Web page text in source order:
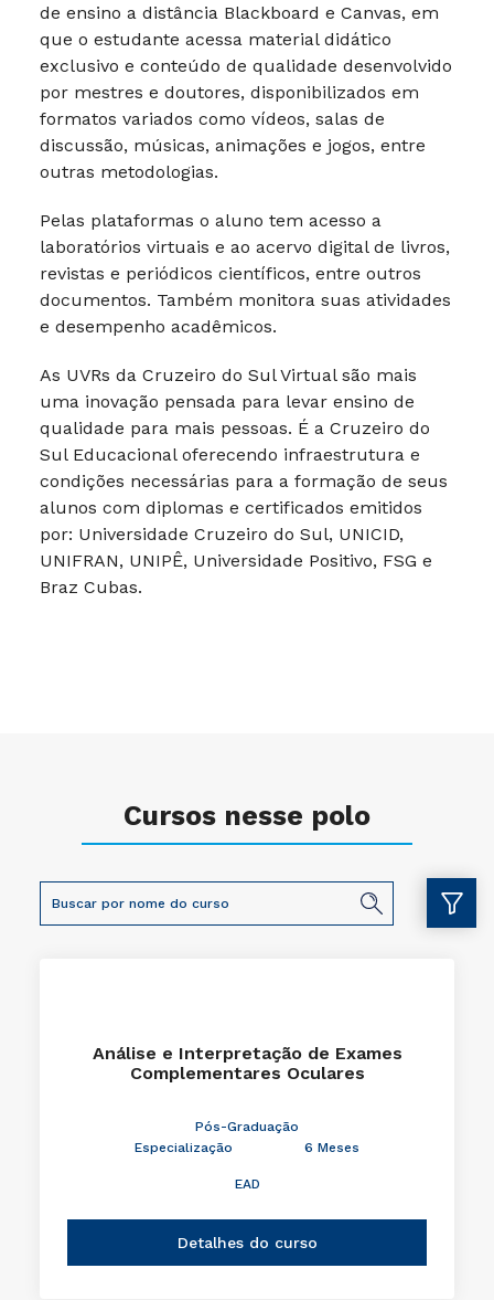
de ensino a distância Blackboard e Canvas, em
que o estudante acessa material didático
exclusivo e conteúdo de qualidade desenvolvido
por mestres e doutores, disponibilizados em
formatos variados como vídeos, salas de
discussão, músicas, animações e jogos, entre
outras metodologias.
Pelas plataformas o aluno tem acesso a
laboratórios virtuais e ao acervo digital de livros,
revistas e periódicos científicos, entre outros
documentos. Também monitora suas atividades
e desempenho acadêmicos.
As UVRs da Cruzeiro do Sul Virtual são mais
uma inovação pensada para levar ensino de
qualidade para mais pessoas. É a Cruzeiro do
Sul Educacional oferecendo infraestrutura e
condições necessárias para a formação de seus
alunos com diplomas e certificados emitidos
por: Universidade Cruzeiro do Sul, UNICID,
UNIFRAN, UNIPÊ, Universidade Positivo, FSG e
Braz Cubas.
Cursos nesse polo
Análise e Interpretação de Exames
Complementares Oculares
Pós-Graduação
Especialização
6 Meses
EAD
Detalhes do curso